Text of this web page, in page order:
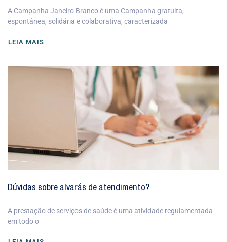
A Campanha Janeiro Branco é uma Campanha gratuita,
espontânea, solidária e colaborativa, caracterizada
LEIA MAIS
Dúvidas sobre alvarás de atendimento?
A prestação de serviços de saúde é uma atividade regulamentada
em todo o